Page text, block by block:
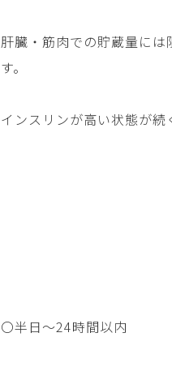
肝臓・筋肉での貯蔵量に
す。
インスリンが高い状態が続
〇半日〜24時間以内